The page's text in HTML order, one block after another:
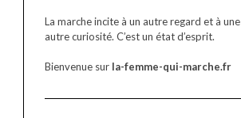
La marche incite à un autre regard et à une
autre curiosité. C’est un état d’esprit.
Bienvenue sur la-femme-qui-marche.fr